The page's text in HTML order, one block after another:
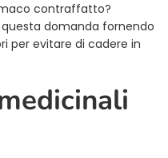
contraffatto?
questa domanda fornendo
per evitare di cadere in